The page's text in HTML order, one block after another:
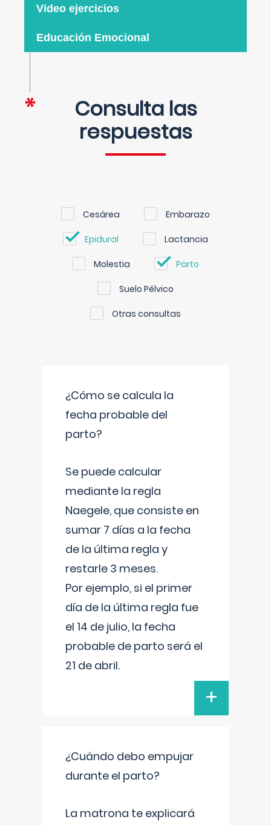
Video ejercicios
Educación Emocional
Consulta las
respuestas
Cesárea Embarazo
Epidural Lactancia
Molestia Parto
Suelo Pélvico
Otras consultas
¿Cómo se calcula la
fecha probable del
parto?
Se puede calcular
mediante la regla
Naegele, que consiste en
sumar 7 días a la fecha
de la última regla y
restarle 3 meses.
Por ejemplo, si el primer
día de la última regla fue
el 14 de julio, la fecha
probable de parto será el
21 de abril.
+
¿Cuándo debo empujar
durante el parto?
La matrona te explicará